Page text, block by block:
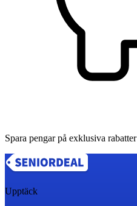
Spara pengar på exklusiva rabatter
Upptäck